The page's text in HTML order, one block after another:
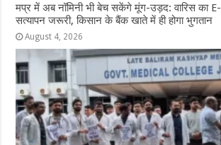
मप्र में अब नॉमिनी भी बेच सकेंगे मूंग-उड़द: वारिस का E-
सत्यापन जरूरी, किसान के बैंक खाते में ही होगा भुगतान
August 4, 2026